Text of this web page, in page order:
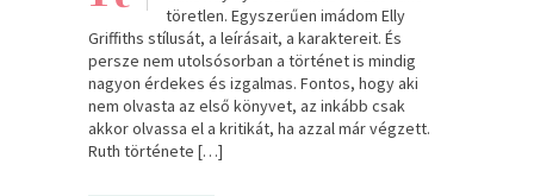
töretlen. Egyszerűen imádom Elly
Griffiths stílusát, a leírásait, a karaktereit. És
persze nem utolsósorban a történet is mindig
nagyon érdekes és izgalmas. Fontos, hogy aki
nem olvasta az első könyvet, az inkább csak
akkor olvassa el a kritikát, ha azzal már végzett.
Ruth története […]